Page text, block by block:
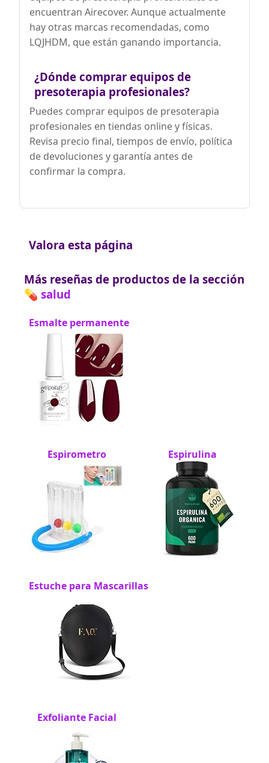
fiable y protegida. La garantía de
fábrica sólo está disponible a través de
vendedores autorizados.
encuentran Airecover. Aunque actualmente
hay otras marcas recomendadas, como
LQJHDM, que están ganando importancia.
¿Dónde comprar equipos de
presoterapia profesionales?
Puedes comprar equipos de presoterapia
profesionales en tiendas online y físicas.
Revisa precio final, tiempos de envío, política
de devoluciones y garantía antes de
confirmar la compra.
Valora esta página
Más reseñas de productos de la sección
💊 salud
Esmalte permanente
Espirometro Espirulina
Estuche para Mascarillas
Exfoliante Facial